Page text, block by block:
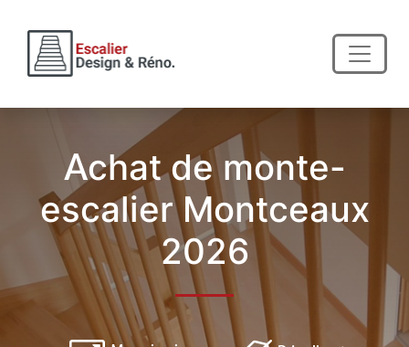
Achat de monte-
escalier Montceaux
2026